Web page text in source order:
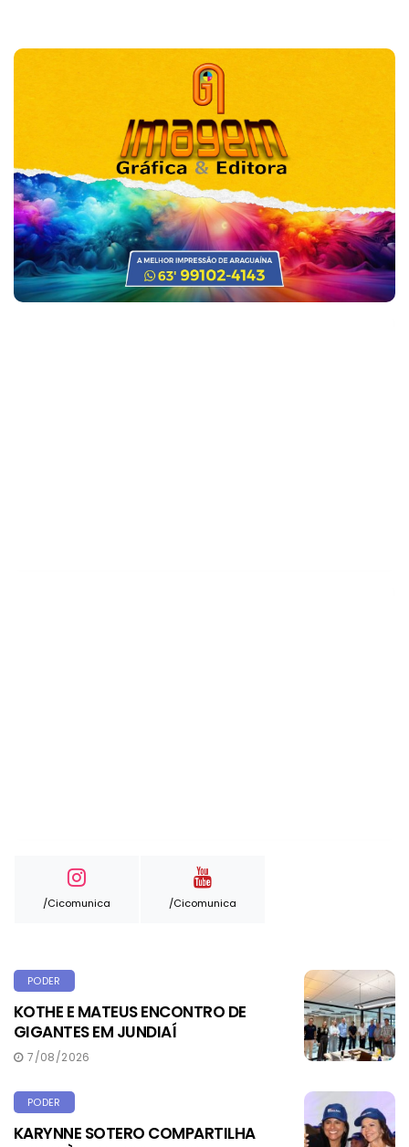
/cicomunica /cicomunica
PODER
KOTHE E MATEUS ENCONTRO DE
GIGANTES EM JUNDIAÍ
7/08/2026
PODER
KARYNNE SOTERO COMPARTILHA